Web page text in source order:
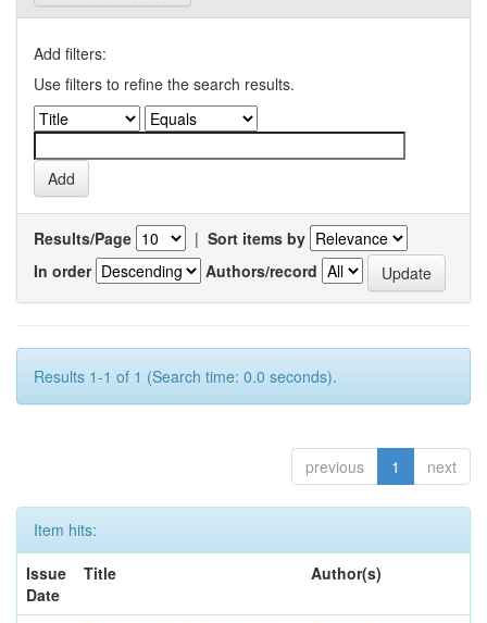
Add filters:
Use filters to refine the search results.
Results/Page | Sort items by
In order
Authors/record
Results 1-1 of 1 (Search time: 0.0 seconds).
previous 1 next
Item hits:
Issue
Date
Title Author(s)